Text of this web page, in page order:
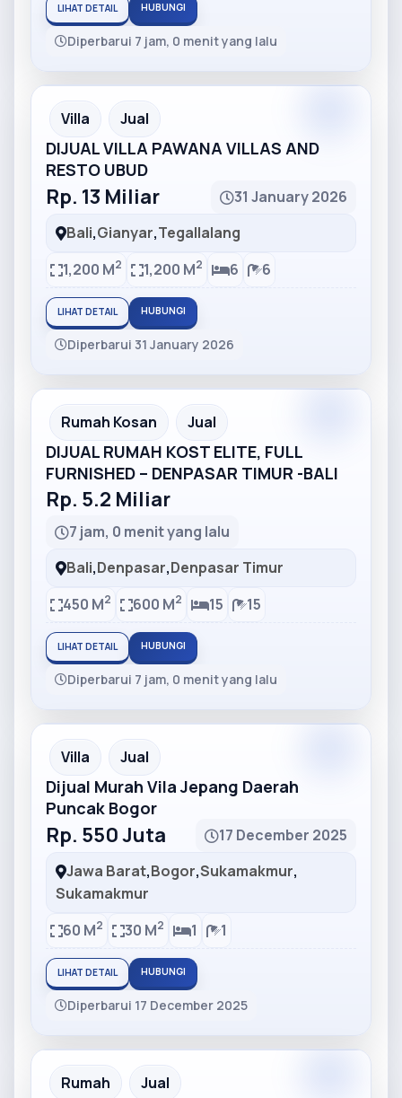
LIHAT DETAIL HUBUNGI
Diperbarui 7 jam, 0 menit yang lalu
Partner Ad
Villa Jual
DIJUAL VILLA PAWANA VILLAS AND
RESTO UBUD
Rp. 13 Miliar
31 January 2026
Bali,Gianyar,Tegallalang
1,200 M2 1,200 M2 6 6
LIHAT DETAIL HUBUNGI
Diperbarui 31 January 2026
Partner Ad
Rumah Kosan Jual
DIJUAL RUMAH KOST ELITE, FULL
FURNISHED – DENPASAR TIMUR -BALI
Rp. 5.2 Miliar
7 jam, 0 menit yang lalu
Bali,Denpasar,Denpasar Timur
450 M2 600 M2 15 15
LIHAT DETAIL HUBUNGI
Diperbarui 7 jam, 0 menit yang lalu
Partner Ad
Villa Jual
Dijual Murah Vila Jepang Daerah
Puncak Bogor
Rp. 550 Juta
17 December 2025
Jawa Barat,Bogor,Sukamakmur,
Sukamakmur
60 M2 30 M2 1 1
LIHAT DETAIL HUBUNGI
Diperbarui 17 December 2025
Partner Ad
Rumah Jual